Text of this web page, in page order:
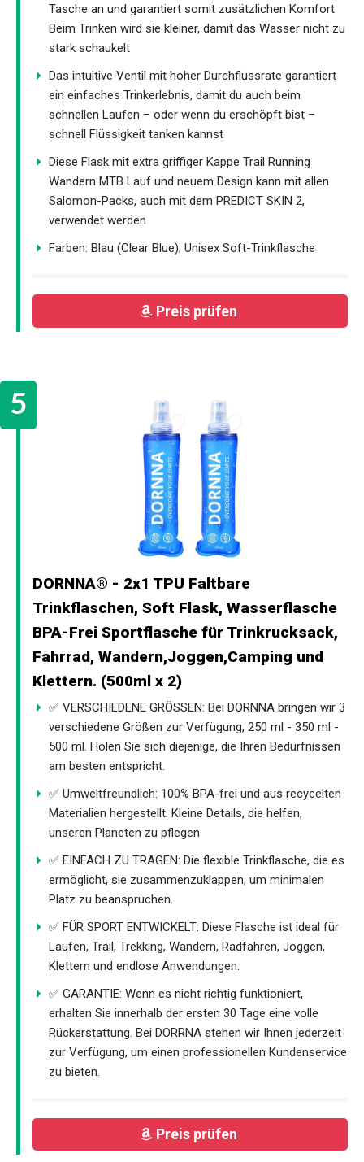
Tasche an und garantiert somit zusätzlichen Komfort
Beim Trinken wird sie kleiner, damit das Wasser nicht zu
stark schaukelt
Das intuitive Ventil mit hoher Durchflussrate garantiert
ein einfaches Trinkerlebnis, damit du auch beim
schnellen Laufen – oder wenn du erschöpft bist –
schnell Flüssigkeit tanken kannst
Diese Flask mit extra griffiger Kappe Trail Running
Wandern MTB Lauf und neuem Design kann mit allen
Salomon-Packs, auch mit dem PREDICT SKIN 2,
verwendet werden
Farben: Blau (Clear Blue); Unisex Soft-Trinkflasche
Preis prüfen
DORNNA® - 2x1 TPU Faltbare
Trinkflaschen, Soft Flask, Wasserflasche
BPA-Frei Sportflasche für Trinkrucksack,
Fahrrad, Wandern,Joggen,Camping und
Klettern. (500ml x 2)
✅ VERSCHIEDENE GRÖSSEN: Bei DORNNA bringen wir 3
verschiedene Größen zur Verfügung, 250 ml - 350 ml -
500 ml. Holen Sie sich diejenige, die Ihren Bedürfnissen
am besten entspricht.
✅ Umweltfreundlich: 100% BPA-frei und aus recycelten
Materialien hergestellt. Kleine Details, die helfen,
unseren Planeten zu pflegen
✅ EINFACH ZU TRAGEN: Die flexible Trinkflasche, die es
ermöglicht, sie zusammenzuklappen, um minimalen
Platz zu beanspruchen.
✅ FÜR SPORT ENTWICKELT: Diese Flasche ist ideal für
Laufen, Trail, Trekking, Wandern, Radfahren, Joggen,
Klettern und endlose Anwendungen.
✅ GARANTIE: Wenn es nicht richtig funktioniert,
erhalten Sie innerhalb der ersten 30 Tage eine volle
Rückerstattung. Bei DORRNA stehen wir Ihnen jederzeit
zur Verfügung, um einen professionellen Kundenservice
zu bieten.
Preis prüfen